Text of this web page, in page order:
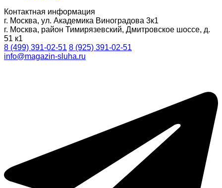
Контактная информация
г. Москва, ул. Академика Виноградова 3к1
г. Москва, район Тимирязевский, Дмитровское шоссе, д.
51 к1
8 (499) 391-02-51 8 (925) 391-02-51
info@magazin-sluha.ru